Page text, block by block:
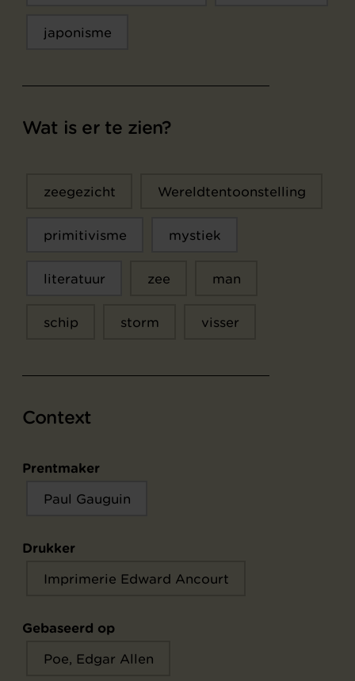
japonisme
Wat is er te zien?
zeegezicht Wereldtentoonstelling
primitivisme mystiek
literatuur zee man
schip storm visser
Context
Prentmaker
Paul Gauguin
Drukker
Imprimerie Edward Ancourt
Gebaseerd op
Poe, Edgar Allen